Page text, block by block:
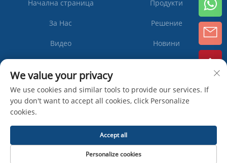
Начална страница Продукти
За Нас Решение
Видео Новини
Политика за поверителност
We value your privacy
We use cookies and similar tools to provide our services. If
you don't want to accept all cookies, click Personalize
cookies.
Personalize cookies
Accept all